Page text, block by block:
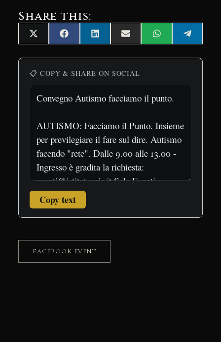
Share this:
Share
on
X
(Twitter)
Share
on
FacebookShare
on
LinkedInShare
on
Email Share
on
WhatsAppShare
on
📋 COPY & SHARE ON SOCIAL
Copy text
FACEBOOK EVENT